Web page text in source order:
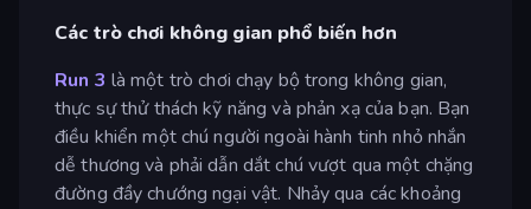
Các trò chơi không gian phổ biến hơn
Run 3 là một trò chơi chạy bộ trong không gian,
thực sự thử thách kỹ năng và phản xạ của bạn. Bạn
điều khiển một chú người ngoài hành tinh nhỏ nhắn
dễ thương và phải dẫn dắt chú vượt qua một chặng
đường đầy chướng ngại vật. Nhảy qua các khoảng